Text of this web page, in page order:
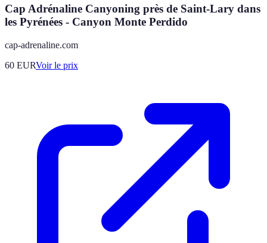
Cap Adrénaline Canyoning près de Saint-Lary dans
les Pyrénées - Canyon Monte Perdido
cap-adrenaline.com
60 EURVoir le prix